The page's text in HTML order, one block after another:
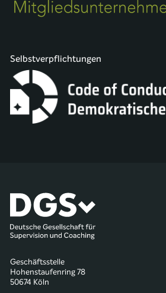
Selbstverpflichtungen
Geschäftsstelle
Hohenstaufenring 78
50674 Köln